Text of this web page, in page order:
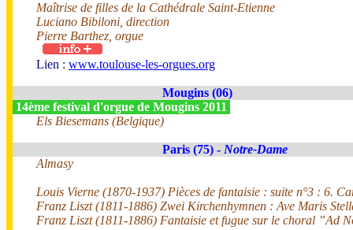
Maîtrise de filles de la Cathédrale Saint-Etienne
Luciano Bibiloni, direction
Pierre Barthez, orgue
Lien : www.toulouse-les-orgues.org
Mougins (06)
14ème festival d'orgue de Mougins 2011
Els Biesemans (Belgique)
Paris (75) - Notre-Dame
Almasy
Louis Vierne (1870-1937) Pièces de fantaisie : suite n°3 : 6.
Franz Liszt (1811-1886) Zwei Kirchenhymnen : Ave Maris
Franz Liszt (1811-1886) Fantaisie et fugue sur le choral ”Ad